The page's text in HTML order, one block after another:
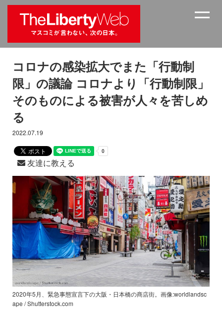
コロナの感染拡大でまた「行動制
限」の議論 コロナより「行動制限」
そのものによる被害が人々を苦しめ
る
2022.07.19
友達に教える
2020年5月、緊急事態宣言下の大阪・日本橋の商店街。画像:worldlandsc
ape / Shutterstock.com